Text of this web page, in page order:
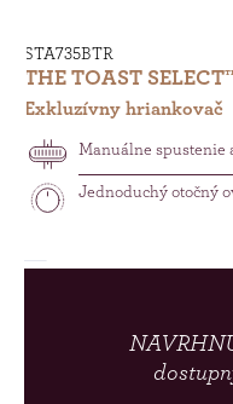
STA735BTR
THE TOAST
Exkluzívny hriankovač
Manuálne spustenie
Jednoduchý otočný